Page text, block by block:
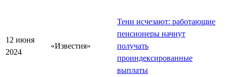
12 июня
2024
«Известия»
Тени исчезают: работающие
пенсионеры начнут
получать
проиндексированные
выплаты